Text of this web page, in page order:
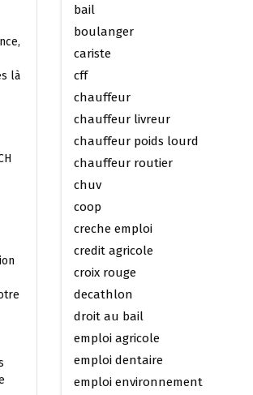
là
bail
boulanger
cariste
cff
chauffeur
chauffeur livreur
chauffeur poids lourd
chauffeur routier
chuv
coop
creche emploi
credit agricole
croix rouge
decathlon
droit au bail
emploi agricole
emploi dentaire
emploi environnement